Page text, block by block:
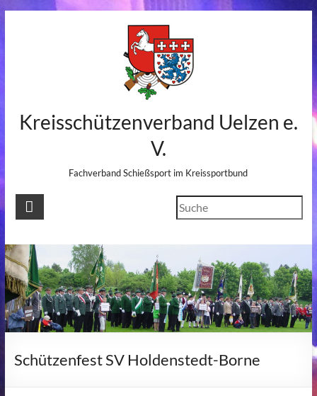
Kreisschützenverband Uelzen e.
V.
Fachverband Schießsport im Kreissportbund
Schützenfest SV Holdenstedt-Borne